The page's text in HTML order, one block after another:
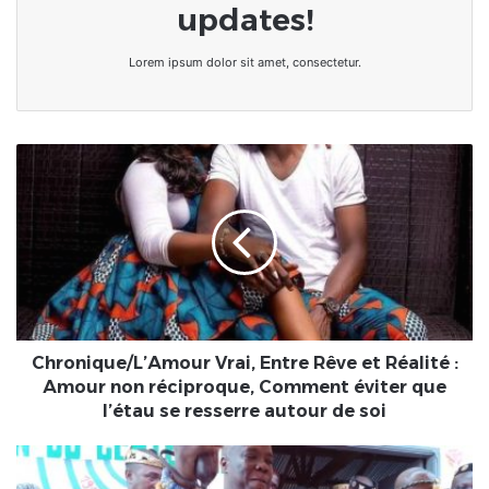
updates!
Lorem ipsum dolor sit amet, consectetur.
Chronique/L’Amour
Amour
non
réciproque,
Comment
l’étau
Chronique/L’Amour Vrai, Entre Rêve et Réalité :
Amour non réciproque, Comment éviter que
l’étau se resserre autour de soi
Chefferie